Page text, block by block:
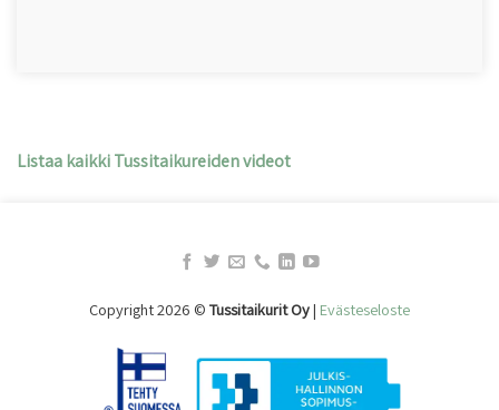
Listaa kaikki Tussitaikureiden videot
Copyright 2026 © Tussitaikurit Oy| Evästeseloste